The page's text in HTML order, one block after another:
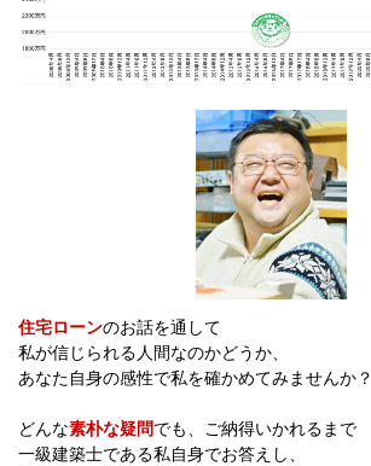
住宅ローンのお話を通して
私が信じられる人間なのかどうか、
あなた自身の感性で私を確かめてみませんか？
どんな素朴な疑問でも、ご納得いかれるまで
一級建築士である私自身でお答えし、